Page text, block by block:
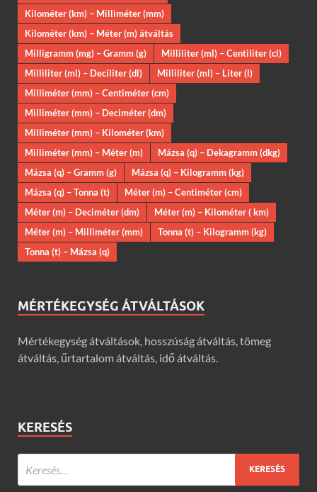
Kilométer (km) – Milliméter (mm)
Kilométer (km) – Méter (m) átváltás
Milligramm (mg) – Gramm (g)
Milliliter (ml) – Centiliter (cl)
Milliliter (ml) – Deciliter (dl)
Milliliter (ml) – Liter (l)
Milliméter (mm) – Centiméter (cm)
Milliméter (mm) – Deciméter (dm)
Milliméter (mm) – Kilométer (km)
Milliméter (mm) – Méter (m)
Mázsa (q) – Dekagramm (dkg)
Mázsa (q) – Gramm (g)
Mázsa (q) – Kilogramm (kg)
Mázsa (q) – Tonna (t)
Méter (m) – Centiméter (cm)
Méter (m) – Deciméter (dm)
Méter (m) – Kilométer ( km)
Méter (m) – Milliméter (mm)
Tonna (t) – Kilogramm (kg)
Tonna (t) – Mázsa (q)
MÉRTÉKEGYSÉG ÁTVÁLTÁSOK
Mértékegység átváltások, hosszúság átváltás, tömeg
átváltás, űrtartalom átváltás, idő átváltás.
KERESÉS